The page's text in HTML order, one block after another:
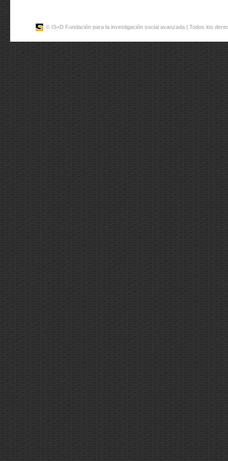
© IS+D Fundación para la investigación social avanzada | Todos los